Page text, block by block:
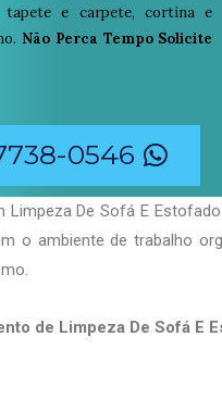
tapete e carpete, cortina e
Não Perca Tempo Solicite
0546
Limpeza De Sofá E
o ambiente de trabalho
de Limpeza De Sofá E